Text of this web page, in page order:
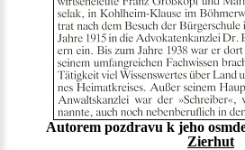
Autorem pozdravu k jeho
Zierhut